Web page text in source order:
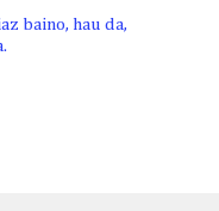
baino, hau da,